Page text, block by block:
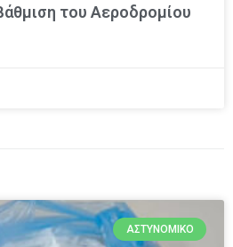
του Αεροδρομίου
ΑΣΤΥΝΟΜΙΚΌ